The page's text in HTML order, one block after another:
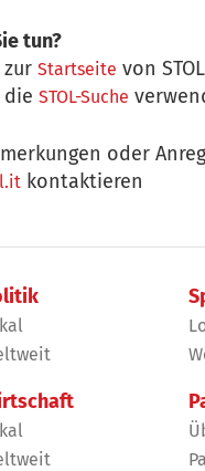
tun?
zurStartseite von
dieSTOL-Suche
oder
kontaktieren